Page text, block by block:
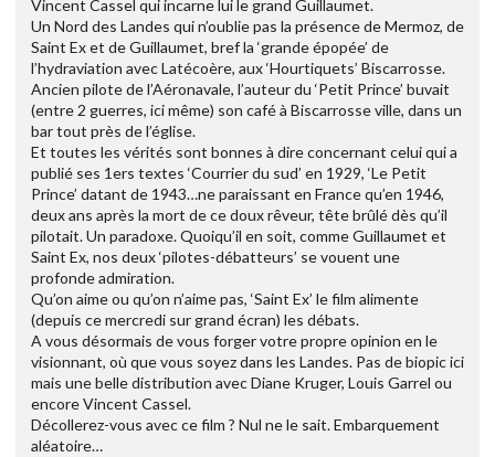
Vincent Cassel qui incarne lui le grand Guillaumet.
Un Nord des Landes qui n’oublie pas la présence de Mermoz, de
Saint Ex et de Guillaumet, bref la ‘grande épopée’ de
l’hydraviation avec Latécoère, aux ‘Hourtiquets’ Biscarrosse.
Ancien pilote de l’Aéronavale, l’auteur du ‘Petit Prince’ buvait
(entre 2 guerres, ici même) son café à Biscarrosse ville, dans un
bar tout près de l’église.
Et toutes les vérités sont bonnes à dire concernant celui qui a
publié ses 1ers textes ‘Courrier du sud’ en 1929, ‘Le Petit
Prince’ datant de 1943…ne paraissant en France qu’en 1946,
deux ans après la mort de ce doux rêveur, tête brûlé dès qu’il
pilotait. Un paradoxe. Quoiqu’il en soit, comme Guillaumet et
Saint Ex, nos deux ‘pilotes-débatteurs’ se vouent une
profonde admiration.
Qu’on aime ou qu’on n’aime pas, ‘Saint Ex’ le film alimente
(depuis ce mercredi sur grand écran) les débats.
A vous désormais de vous forger votre propre opinion en le
visionnant, où que vous soyez dans les Landes. Pas de biopic ici
mais une belle distribution avec Diane Kruger, Louis Garrel ou
encore Vincent Cassel.
Décollerez-vous avec ce film ? Nul ne le sait. Embarquement
aléatoire…